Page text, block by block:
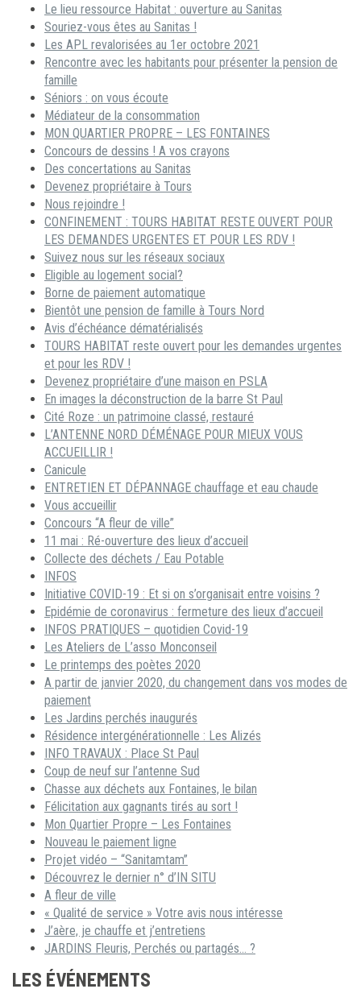
Le lieu ressource Habitat : ouverture au Sanitas
Souriez-vous êtes au Sanitas !
Les APL revalorisées au 1er octobre 2021
Rencontre avec les habitants pour présenter la pension de
famille
Séniors : on vous écoute
Médiateur de la consommation
MON QUARTIER PROPRE – LES FONTAINES
Concours de dessins ! A vos crayons
Des concertations au Sanitas
Devenez propriétaire à Tours
Nous rejoindre !
CONFINEMENT : TOURS HABITAT RESTE OUVERT POUR
LES DEMANDES URGENTES ET POUR LES RDV !
Suivez nous sur les réseaux sociaux
Eligible au logement social?
Borne de paiement automatique
Bientôt une pension de famille à Tours Nord
Avis d’échéance dématérialisés
TOURS HABITAT reste ouvert pour les demandes urgentes
et pour les RDV !
Devenez propriétaire d’une maison en PSLA
En images la déconstruction de la barre St Paul
Cité Roze : un patrimoine classé, restauré
L’ANTENNE NORD DÉMÉNAGE POUR MIEUX VOUS
ACCUEILLIR !
Canicule
ENTRETIEN ET DÉPANNAGE chauffage et eau chaude
Vous accueillir
Concours “A fleur de ville”
11 mai : Ré-ouverture des lieux d’accueil
Collecte des déchets / Eau Potable
INFOS
Initiative COVID-19 : Et si on s’organisait entre voisins ?
Epidémie de coronavirus : fermeture des lieux d’accueil
INFOS PRATIQUES – quotidien Covid-19
Les Ateliers de L’asso Monconseil
Le printemps des poètes 2020
A partir de janvier 2020, du changement dans vos modes de
paiement
Les Jardins perchés inaugurés
Résidence intergénérationnelle : Les Alizés
INFO TRAVAUX : Place St Paul
Coup de neuf sur l’antenne Sud
Chasse aux déchets aux Fontaines, le bilan
Félicitation aux gagnants tirés au sort !
Mon Quartier Propre – Les Fontaines
Nouveau le paiement ligne
Projet vidéo – “Sanitamtam”
Découvrez le dernier n° d’IN SITU
A fleur de ville
« Qualité de service » Votre avis nous intéresse
J’aère, je chauffe et j’entretiens
JARDINS Fleuris, Perchés ou partagés… ?
LES ÉVÉNEMENTS